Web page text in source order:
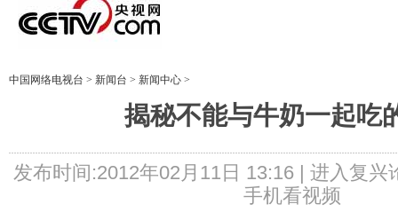
中国网络电视台 > 新闻台 > 新闻中心 >
揭秘不能与牛奶一起吃
发布时间:2012年02月11日 13:16 | 进入复兴
手机看视频